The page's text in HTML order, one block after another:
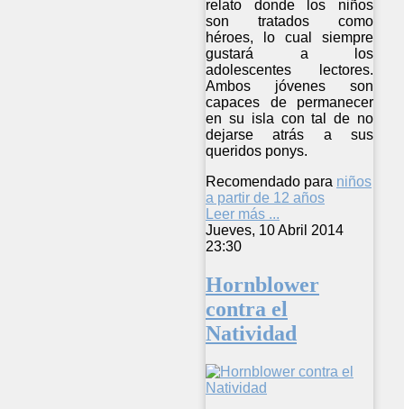
relato donde los niños
son tratados como
héroes, lo cual siempre
gustará a los
adolescentes lectores.
Ambos jóvenes son
capaces de permanecer
en su isla con tal de no
dejarse atrás a sus
queridos ponys.
Recomendado para niños
a partir de 12 años
Leer más ...
Jueves, 10 Abril 2014
23:30
Hornblower
contra el
Natividad